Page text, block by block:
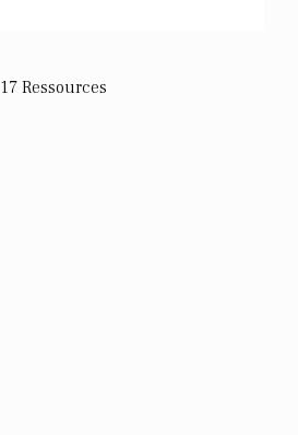
17 Ressources